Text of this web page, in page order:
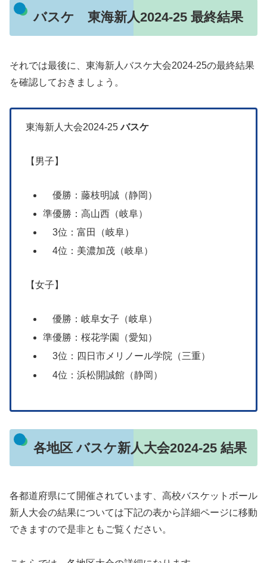
バスケ 東海新人2024-25 最終結果
それでは最後に、東海新人バスケ大会2024-25の最終結果
を確認しておきましょう。
東海新人大会2024-25バスケ
【男子】
優勝：藤枝明誠（静岡）
準優勝：高山西（岐阜）
3位：富田（岐阜）
4位：美濃加茂（岐阜）
【女子】
優勝：岐阜女子（岐阜）
準優勝：桜花学園（愛知）
3位：四日市メリノール学院（三重）
4位：浜松開誠館（静岡）
各地区 バスケ新人大会2024-25 結果
各都道府県にて開催されています、高校バスケットボール
新人大会の結果については下記の表から詳細ページに移動
できますので是非ともご覧ください。